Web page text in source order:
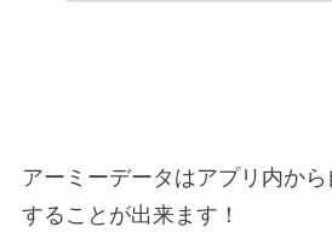
アーミーデータはアプリ内か
することが出来ます！